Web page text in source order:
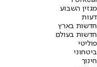
מגזין השבוע
דעות
חדשות בארץ
חדשות בעולם
פוליטי
ביטחוני
חינוך